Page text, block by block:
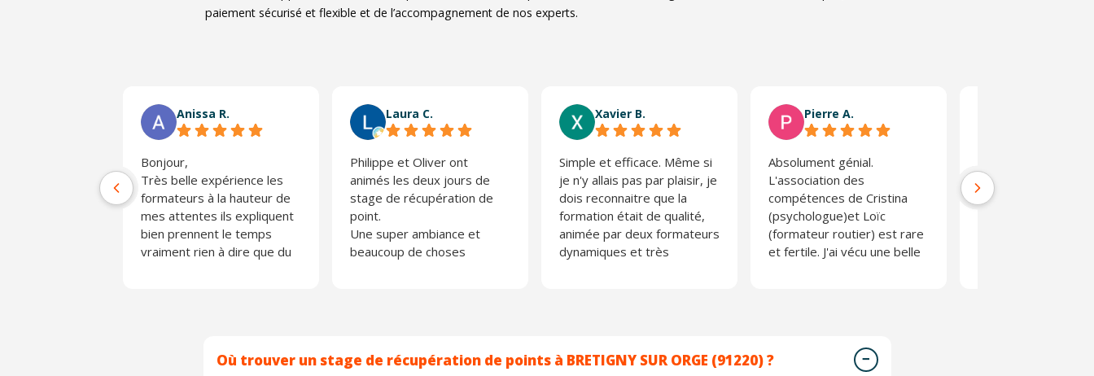
paiement sécurisé et flexible et de l’accompagnement de nos experts.
Anissa R.
Bonjour,
Très belle expérience les
formateurs à la hauteur de
mes attentes ils expliquent
bien prennent le temps
vraiment rien à dire que du
Laura C.
Philippe et Oliver ont
animés les deux jours de
stage de récupération de
point.
Une super ambiance et
beaucoup de choses
Xavier B.
Simple et efficace. Même si
je n'y allais pas par plaisir, je
dois reconnaitre que la
formation était de qualité,
animée par deux formateurs
dynamiques et très
Pierre A.
Absolument génial.
L'association des
compétences de Cristina
(psychologue)et Loïc
(formateur routier) est rare
et fertile. J'ai vécu une belle
l'on prend
risques d'une
Où trouver un stage de récupération de points à BRETIGNY SUR ORGE (91220) ?